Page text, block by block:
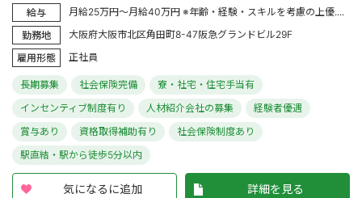
給与
月給25万円～月給40万円 ※年齢・経験・スキルを考慮の上優....
勤務地
大阪府大阪市北区角田町8-47阪急グランドビル29F
雇用形態
正社員
長期募集 社会保険完備
寮・社宅・住宅手当有
インセンティブ制度有り
人材紹介会社の募集
経験者優遇
賞与あり
資格取得補助有り
社会保険制度あり
駅直結・駅から徒歩5分以内
気になるに追加 詳細を見る